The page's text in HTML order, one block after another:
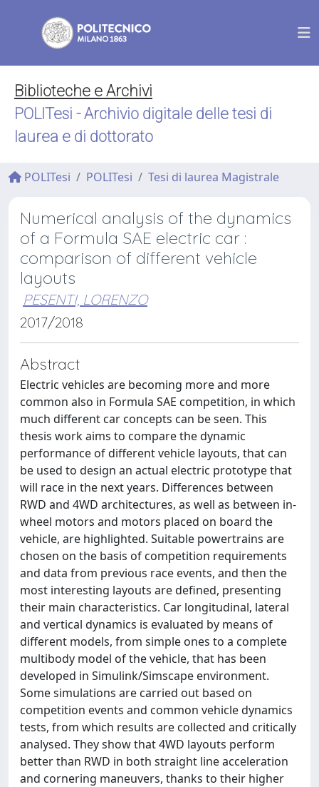
Biblioteche e Archivi
POLITesi - Archivio digitale delle tesi di
laurea e di dottorato
POLITesi POLITesi Tesi di laurea Magistrale
Numerical analysis of the dynamics
of a Formula SAE electric car :
comparison of different vehicle
layouts
PESENTI, LORENZO
2017/2018
Abstract
Electric vehicles are becoming more and more
common also in Formula SAE competition, in which
much different car concepts can be seen. This
thesis work aims to compare the dynamic
performance of different vehicle layouts, that can
be used to design an actual electric prototype that
will race in the next years. Differences between
RWD and 4WD architectures, as well as between in-
wheel motors and motors placed on board the
vehicle, are highlighted. Suitable powertrains are
chosen on the basis of competition requirements
and data from previous race events, and then the
most interesting layouts are defined, presenting
their main characteristics. Car longitudinal, lateral
and vertical dynamics is evaluated by means of
different models, from simple ones to a complete
multibody model of the vehicle, that has been
developed in Simulink/Simscape environment.
Some simulations are carried out based on
competition events and common vehicle dynamics
tests, from which results are collected and critically
analysed. They show that 4WD layouts perform
better than RWD in both straight line acceleration
and cornering maneuvers, thanks to their higher